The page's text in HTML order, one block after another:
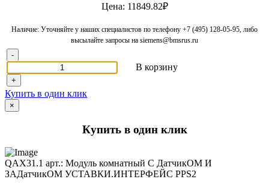
Цена: 11849.82₽
Наличие: Уточняйте у наших специалистов по телефону +7 (495) 128-05-95, либо
высылайте запросы на siemens@bmsrus.ru
-
+
В корзину
Купить в один клик
×
Купить в один клик
QAX31.1 арт.: Модуль комнатный С ДатчикОМ И
ЗАДатчикОМ УСТАВКИ.ИНТЕРФЕЙС PPS2